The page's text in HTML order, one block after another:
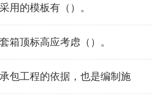
用的模板有（）。
箱顶标高应考虑（）。
包工程的依据，也是编制施